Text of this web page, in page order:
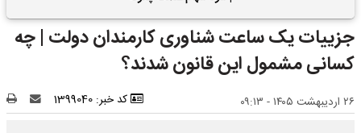
محاسبه می شود؟
جزییات یک ساعت شناوری کارمندان دولت | چه
کسانی مشمول این قانون شدند؟
۲۶ اردیبهشت ۱۴۰۵ - ۰۹:۱۳ کد خبر: 1399040